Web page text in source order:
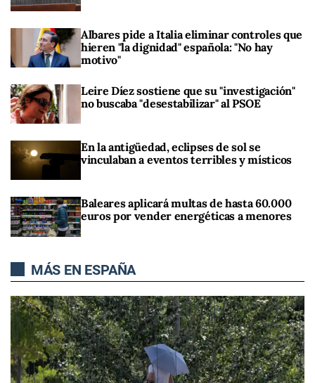
Albares pide a Italia eliminar controles que
hieren "la dignidad" española: "No hay
motivo"
Leire Díez sostiene que su "investigación"
no buscaba "desestabilizar" al PSOE
En la antigüedad, eclipses de sol se
vinculaban a eventos terribles y místicos
Baleares aplicará multas de hasta 60.000
euros por vender energéticas a menores
MÁS EN ESPAÑA